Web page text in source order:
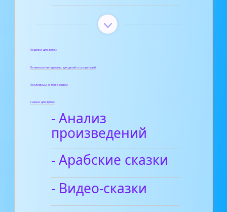
Поделки для детей
Полезные материалы для детей и родителей
Пословицы и поговорки
Сказки для детей
- Анализ
произведений
- Арабские сказки
- Видео-сказки